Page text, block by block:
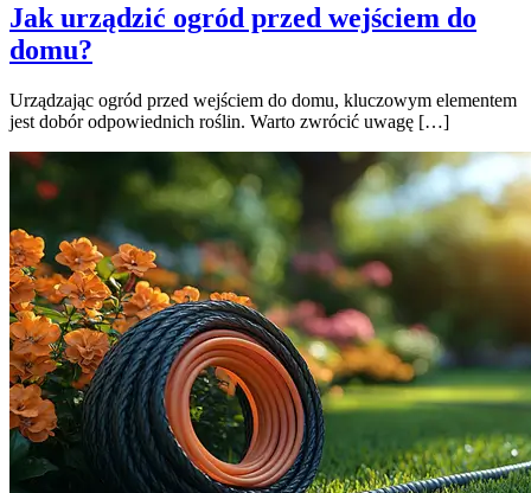
Jak urządzić ogród przed wejściem do
domu?
Urządzając ogród przed wejściem do domu, kluczowym elementem
jest dobór odpowiednich roślin. Warto zwrócić uwagę […]